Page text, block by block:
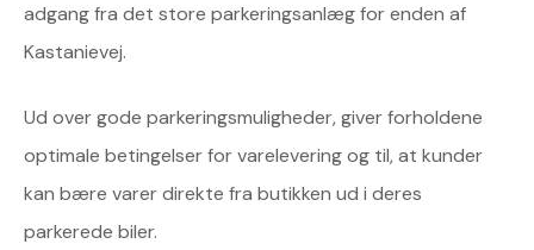
adgang fra det store parkeringsanlæg for enden af
Kastanievej.
Ud over gode parkeringsmuligheder, giver forholdene
optimale betingelser for varelevering og til, at kunder
kan bære varer direkte fra butikken ud i deres
parkerede biler.